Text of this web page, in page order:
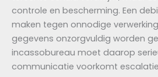
controle en bescherming. Een
maken tegen onnodige
gegevens onzorgvuldig worden
incassobureau moet daarop
communicatie voorkomt